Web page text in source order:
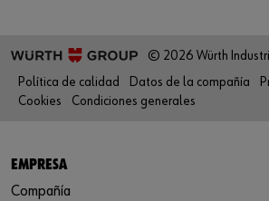
© 2026 Würth
Política de calidad
Datos de la compañía
Cookies
Condiciones generales
EMPRESA
Compañía